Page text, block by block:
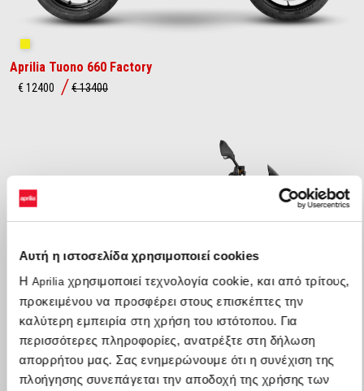
Αυτή η ιστοσελίδα χρησιμοποιεί cookies
Η Aprilia χρησιμοποιεί τεχνολογία cookie, και από τρίτους,
προκειμένου να προσφέρει στους επισκέπτες την
καλύτερη εμπειρία στη χρήση του ιστότοπου. Για
περισσότερες πληροφορίες, ανατρέξτε στη δήλωση
απορρήτου μας. Σας ενημερώνουμε ότι η συνέχιση της
πλοήγησης συνεπάγεται την αποδοχή της χρήσης των
Aprilia Tuono 660 Factory
€ 12400 € 13400
Shakedown Yellow
Aprilia Tuono 660 Factory (35kW)